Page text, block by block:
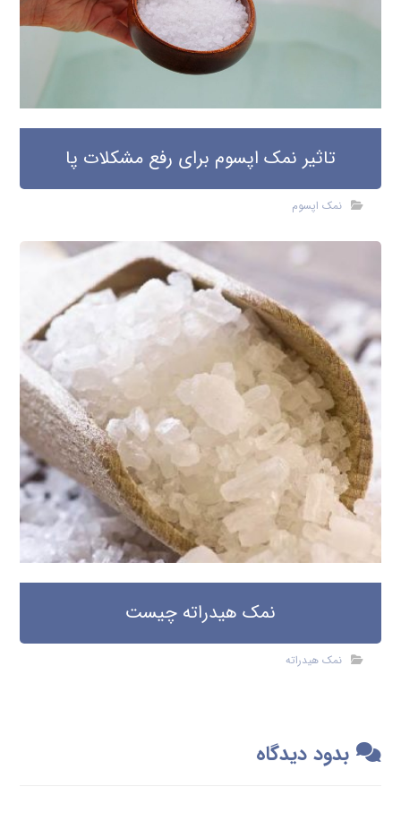
تاثیر نمک اپسوم برای رفع مشکلات پا
نمک اپسوم
نمک هیدراته چیست
نمک هیدراته
بدود دیدگاه